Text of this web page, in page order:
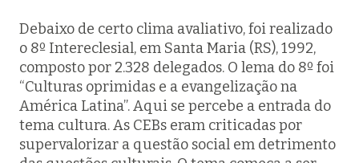
Debaixo de certo clima avaliativo, foi realizado
o 8º Intereclesial, em Santa Maria (RS), 1992,
composto por 2.328 delegados. O lema do 8º foi
“Culturas oprimidas e a evangelização na
América Latina”. Aqui se percebe a entrada do
tema cultura. As CEBs eram criticadas por
supervalorizar a questão social em detrimento